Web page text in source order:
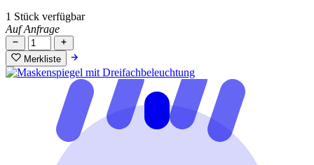
1 Stück verfügbar
Auf Anfrage
Merkliste